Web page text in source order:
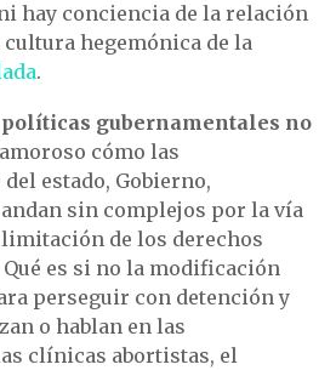
hay conciencia de la relación
hegemónica de la
.
gubernamentales no
cómo las
estado, Gobierno,
sin complejos por la vía
de los derechos
es si no la modificación
perseguir con detención y
o hablan en las
clínicas abortistas, el